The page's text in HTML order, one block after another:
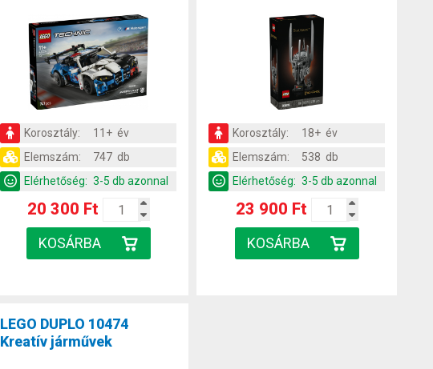
Korosztály:
11+ év
Elemszám:
747 db
Elérhetőség: 3-5 db azonnal
20 300 Ft
Korosztály:
18+ év
Elemszám:
538 db
Elérhetőség: 3-5 db azonnal
23 900 Ft
LEGO DUPLO 10474
Kreatív járművek